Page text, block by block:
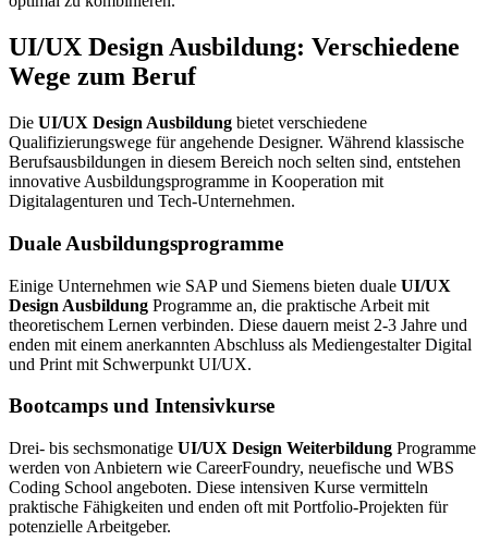
UI/UX Design Ausbildung: Verschiedene
Wege zum Beruf
Die UI/UX Design Ausbildung bietet verschiedene
Qualifizierungswege für angehende Designer. Während klassische
Berufsausbildungen in diesem Bereich noch selten sind, entstehen
innovative Ausbildungsprogramme in Kooperation mit
Digitalagenturen und Tech-Unternehmen.
Duale Ausbildungsprogramme
Einige Unternehmen wie SAP und Siemens bieten duale UI/UX
Design Ausbildung Programme an, die praktische Arbeit mit
theoretischem Lernen verbinden. Diese dauern meist 2-3 Jahre und
enden mit einem anerkannten Abschluss als Mediengestalter Digital
und Print mit Schwerpunkt UI/UX.
Bootcamps und Intensivkurse
Drei- bis sechsmonatige UI/UX Design Weiterbildung Programme
werden von Anbietern wie CareerFoundry, neuefische und WBS
Coding School angeboten. Diese intensiven Kurse vermitteln
praktische Fähigkeiten und enden oft mit Portfolio-Projekten für
potenzielle Arbeitgeber.